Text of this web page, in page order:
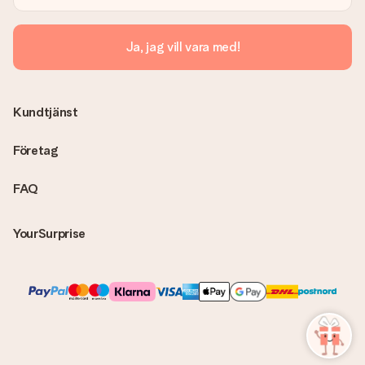
Skickas fakturan tillsammans med produkten?
Ingen faktura skickas med själva produkten. Din faktura
skickas alltid med e-postbekräftelsen och du hittar även dina
Ja, jag vill vara med!
FAQ
YourSurprise
Kundtjänst
Företag